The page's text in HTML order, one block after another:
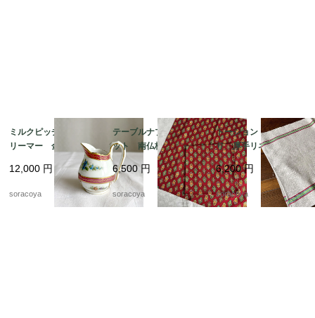
ミルクピッチャー ク
リーマー 金彩格子
花ブーケ手描き クラシ
ックスタイル 19twm
12,000 円
soracoya
テーブルナプキン2枚セ
ット 南仏柄 ランチ
ョンマット ヴァルド
ローム ハンカチ ソ
レイアード マルチク
ロス 12cler3
6,500円
soracoya
トーション バスク織
り 厚手リネン キッ
チンクロス 天然素
材 麻 テーブルマッ
ト 生成りベージュ 1
2cler4
6,200円
soracoya